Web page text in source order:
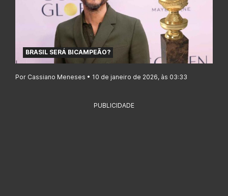
BRASIL SERÁ BICAMPEÃO?
Por Cassiano Meneses • 10 de janeiro de 2026, às 03:33
PUBLICIDADE